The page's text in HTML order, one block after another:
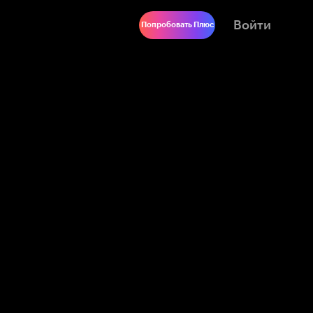
Попробовать Плюс Войти